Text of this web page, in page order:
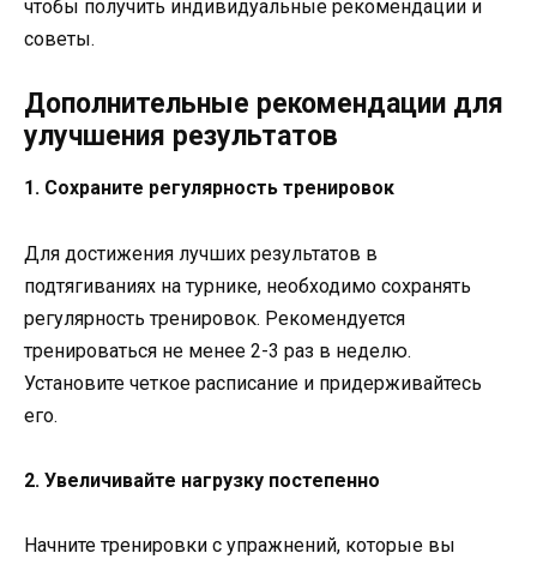
чтобы получить индивидуальные рекомендации и
советы.
Дополнительные рекомендации для
улучшения результатов
1. Сохраните регулярность тренировок
Для достижения лучших результатов в
подтягиваниях на турнике, необходимо сохранять
регулярность тренировок. Рекомендуется
тренироваться не менее 2-3 раз в неделю.
Установите четкое расписание и придерживайтесь
его.
2. Увеличивайте нагрузку постепенно
Начните тренировки с упражнений, которые вы